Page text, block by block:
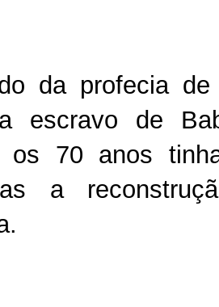
da profecia
escravo de
os 70 anos
a